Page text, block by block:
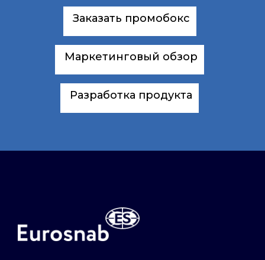
Заказать промобокс
Маркетинговый обзор
Разработка продукта